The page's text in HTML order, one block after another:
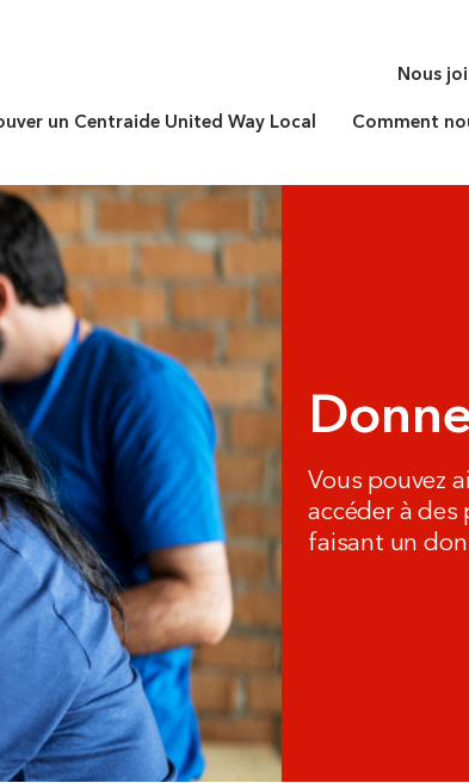
Nous
un Centraide United Way Local Comment
Vous pouvez
accéder à des
faisant un